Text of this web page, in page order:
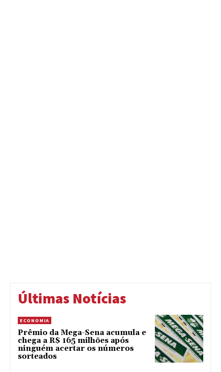
Últimas Notícias
ECONOMIA
Prêmio da Mega-Sena acumula e
chega a R$ 165 milhões após
ninguém acertar os números
sorteados